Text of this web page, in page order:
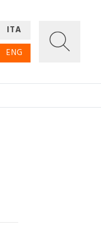
ITA
ENG